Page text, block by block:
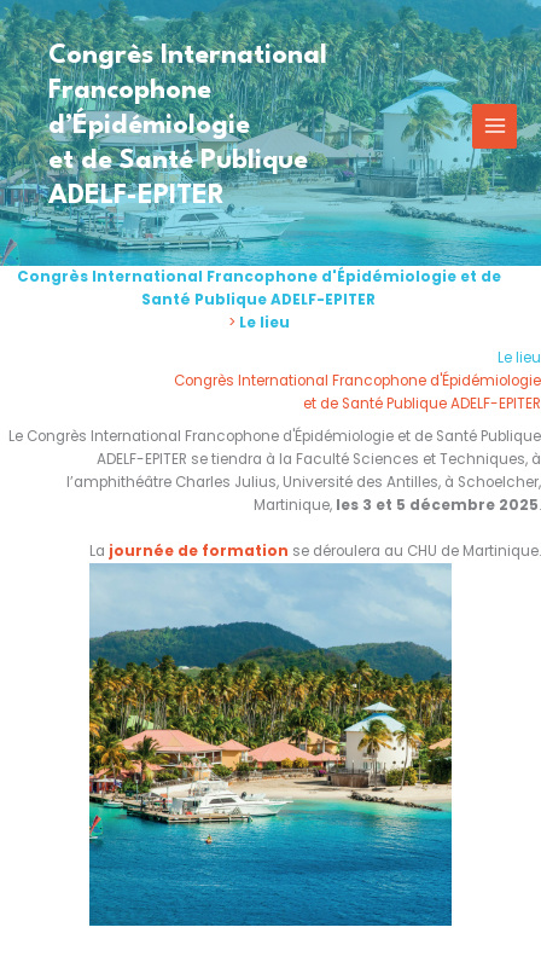
Aller
au
contenuCongrès International
Francophone
Congrès International Francophone d'Épidémiologie et de
Santé Publique ADELF-EPITER
> Le lieu
Le lieu
Congrès International Francophone d'Épidémiologie
et de Santé Publique ADELF-EPITER
Le Congrès International Francophone d'Épidémiologie et de Santé Publique
ADELF-EPITER se tiendra à la Faculté Sciences et Techniques, à
l’amphithéâtre Charles Julius, Université des Antilles, à Schoelcher,
Martinique, les 3 et 5 décembre 2025.
La journée de formation se déroulera au CHU de Martinique.